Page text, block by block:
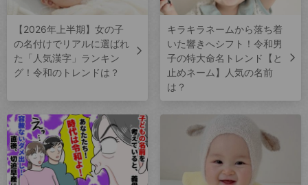
【2026年上半期】女の子
の名付けでリアルに選ばれ
た「人気漢字」ランキン
グ！令和のトレンドは？
キラキラネームから落ち着
いた響きへシフト！令和男
子の特大命名トレンド【と
止めネーム】人気の名前
は？